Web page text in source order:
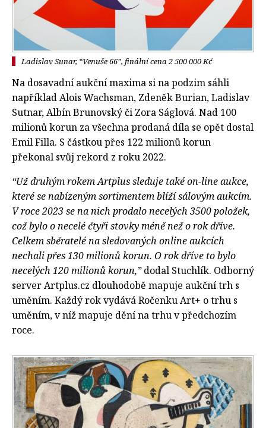
Ladislav Sunar, “Venuše 66”, finální cena 2 500 000 Kč
Na dosavadní aukční maxima si na podzim sáhli
například Alois Wachsman, Zdeněk Burian, Ladislav
Sutnar, Albín Brunovský či Zora Ságlová. Nad 100
milionů korun za všechna prodaná díla se opět dostal
Emil Filla. S částkou přes 122 milionů korun
překonal svůj rekord z roku 2022.
“Už druhým rokem Artplus sleduje také on-line aukce,
které se nabízeným sortimentem blíží sálovým aukcím.
V roce 2023 se na nich prodalo necelých 3500 položek,
což bylo o necelé čtyři stovky méně než o rok dříve.
Celkem sběratelé na sledovaných online aukcích
nechali přes 130 milionů korun. O rok dříve to bylo
necelých 120 milionů korun,”dodal Stuchlík. Odborný
server Artplus.cz dlouhodobě mapuje aukční trh s
uměním. Každý rok vydává Ročenku Art+ o trhu s
uměním, v níž mapuje dění na trhu v předchozím
roce.